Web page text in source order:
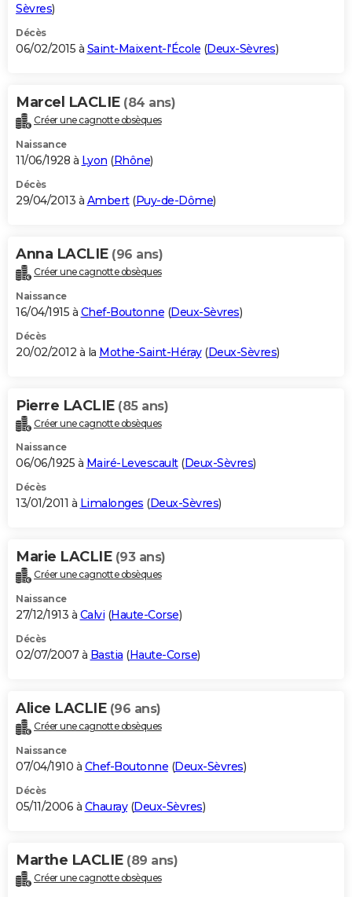
Sèvres)
Décès
06/02/2015 à Saint-Maixent-l'École (Deux-Sèvres)
Marcel LACLIE (84 ans)
Créer une cagnotte obsèques
Naissance
11/06/1928 à Lyon (Rhône)
Décès
29/04/2013 à Ambert(Puy-de-Dôme)
Anna LACLIE (96 ans)
Créer une cagnotte obsèques
Naissance
16/04/1915 à Chef-Boutonne (Deux-Sèvres)
Décès
20/02/2012 à la Mothe-Saint-Héray(Deux-Sèvres)
Pierre LACLIE (85 ans)
Créer une cagnotte obsèques
Naissance
06/06/1925 à Mairé-Levescault(Deux-Sèvres)
Décès
13/01/2011 à Limalonges (Deux-Sèvres)
Marie LACLIE (93 ans)
Créer une cagnotte obsèques
Naissance
27/12/1913 à Calvi (Haute-Corse)
Décès
02/07/2007 à Bastia (Haute-Corse)
Alice LACLIE (96 ans)
Créer une cagnotte obsèques
Naissance
07/04/1910 à Chef-Boutonne (Deux-Sèvres)
Décès
05/11/2006 à Chauray(Deux-Sèvres)
Marthe LACLIE (89 ans)
Créer une cagnotte obsèques